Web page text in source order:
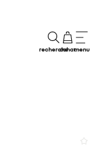
rechercheachatmenu